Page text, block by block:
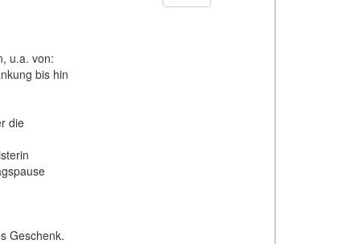
u.a. von:
bis hin
die
Geschenk.